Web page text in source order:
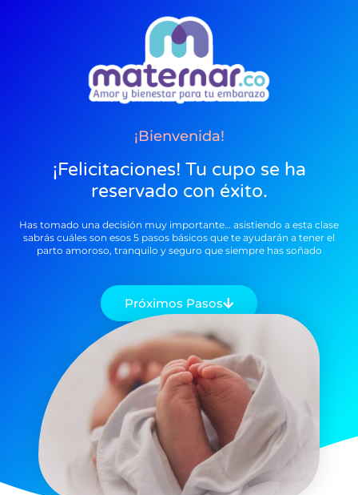
¡bienvenida!
¡Felicitaciones! Tu cupo se ha
reservado con éxito.
Has tomado una decisión muy importante… asistiendo a esta clase
sabrás cuáles son esos 5 pasos básicos que te ayudarán a tener el
parto amoroso, tranquilo y seguro que siempre has soñado
Próximos Pasos